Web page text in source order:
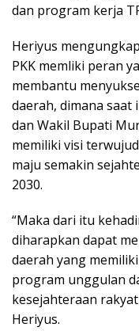
dan program kerja
Heriyus
PKK memliki peran
membantu
daerah, dimana saat
dan Wakil Bupati
memiliki visi
maju semakin
2030.
“Maka dari itu
diharapkan dapat
daerah yang
program unggulan
kesejahteraan
Heriyus.